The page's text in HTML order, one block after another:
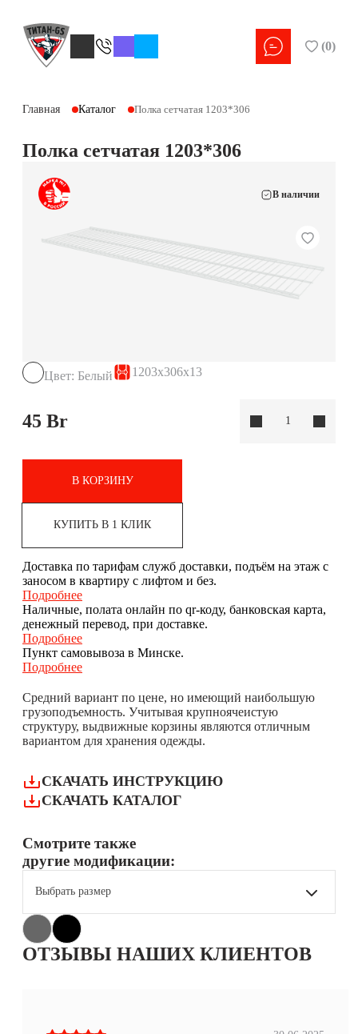
(0)
Главная Каталог Полка сетчатая 1203*306
Полка сетчатая 1203*306
В наличии
Цвет: Белый 1203x306x13
45 Br
В КОРЗИНУ
КУПИТЬ В 1 КЛИК
Доставка по тарифам служб доставки, подъём на этаж с
заносом в квартиру с лифтом и без.
Подробнее
Наличные, полата онлайн по qr-коду, банковская карта,
денежный перевод, при доставке.
Подробнее
Пункт самовывоза в Минске.
Подробнее
Средний вариант по цене, но имеющий наибольшую
грузоподъемность. Учитывая крупноячеистую
структуру, выдвижные корзины являются отличным
вариантом для хранения одежды.
СКАЧАТЬ ИНСТРУКЦИЮ
СКАЧАТЬ КАТАЛОГ
Смотрите также
другие модификации:
Выбрать размер
ОТЗЫВЫ НАШИХ КЛИЕНТОВ